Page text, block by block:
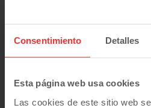
Consentimiento Detalles
Esta página web usa cookies
Las cookies de este sitio web
* Descuento por financiación